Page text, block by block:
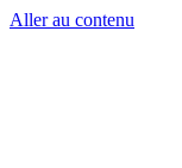
Aller au contenu